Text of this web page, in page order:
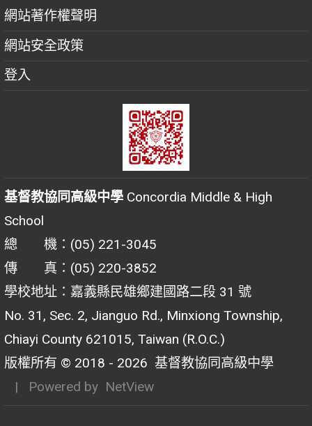
網站著作權聲明
網站安全政策
登入
基督教協同高級中學 Concordia Middle & High
School
總 機：(05) 221-3045
傳 真：(05) 220-3852
學校地址：嘉義縣民雄鄉建國路二段 31 號
No. 31, Sec. 2, Jianguo Rd., Minxiong Township,
Chiayi County 621015, Taiwan (R.O.C.)
版權所有 © 2018 - 2026 基督教協同高級中學
| Powered by NetView